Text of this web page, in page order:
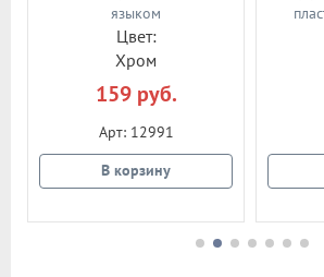
Цвет:
Хром
159 руб.
Арт: 12991
В корзину